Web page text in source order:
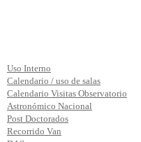
Uso Interno
Calendario / uso de salas
Calendario Visitas Observatorio
Astronómico Nacional
Post Doctorados
Recorrido Van